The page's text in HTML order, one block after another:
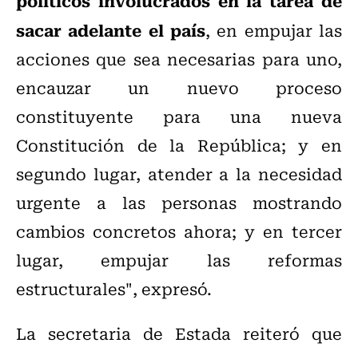
sacar adelante el país, en empujar las
acciones que sea necesarias para uno,
encauzar un nuevo proceso
constituyente para una nueva
Constitución de la República; y en
segundo lugar, atender a la necesidad
urgente a las personas mostrando
cambios concretos ahora; y en tercer
lugar, empujar las reformas
estructurales", expresó.
La secretaria de Estada reiteró que